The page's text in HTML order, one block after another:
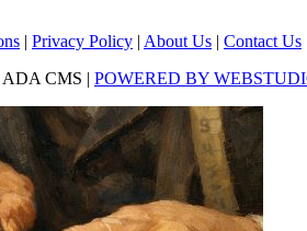
| Privacy Policy | About Us | Contact Us
ADA CMS | POWERED BY